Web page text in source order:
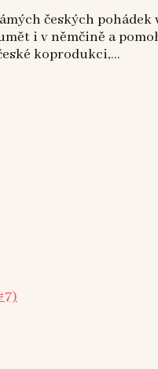
českých
i v němčině a
koprodukci,...